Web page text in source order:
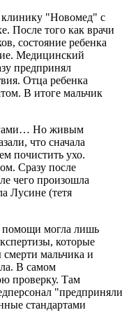
клинику "Новомед" с
После того как врачи
состояние ребенка
Медицинский
предпринял
Отца ребенка
В итоге мальчик
Но живым
что сначала
почистить ухо.
Сразу после
чего произошла
Лусине (тетя
помощи могла лишь
которые
мальчика и
В самом
проверку. Там
"предприняли
стандартами